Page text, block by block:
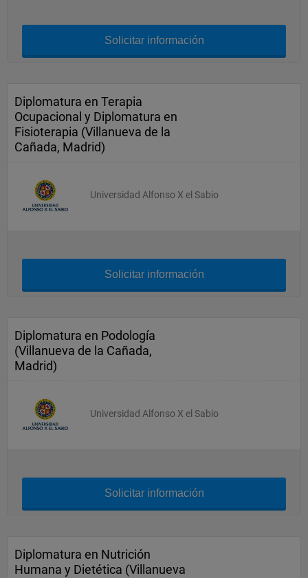
Solicitar información
Diplomatura en Terapia
Ocupacional y Diplomatura en
Fisioterapia (Villanueva de la
Cañada, Madrid)
Universidad Alfonso X el Sabio
Solicitar información
Diplomatura en Podología
(Villanueva de la Cañada,
Madrid)
Universidad Alfonso X el Sabio
Solicitar información
Diplomatura en Nutrición
Humana y Dietética (Villanueva